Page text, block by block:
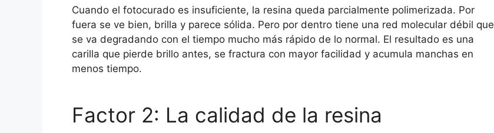
Cuando el fotocurado es insuficiente, la resina queda parcialmente polimerizada. Por
fuera se ve bien, brilla y parece sólida. Pero por dentro tiene una red molecular débil que
se va degradando con el tiempo mucho más rápido de lo normal. El resultado es una
carilla que pierde brillo antes, se fractura con mayor facilidad y acumula manchas en
menos tiempo.
Factor 2: La calidad de la resina